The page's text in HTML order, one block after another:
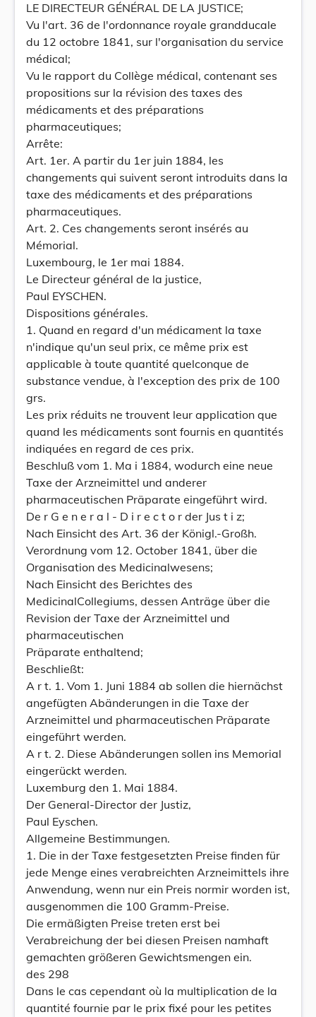
LE DIRECTEUR GÉNÉRAL DE LA JUSTICE;
Vu l'art. 36 de l'ordonnance royale grandducale
du 12 octobre 1841, sur l'organisation du service
médical;
Vu le rapport du Collège médical, contenant ses
propositions sur la révision des taxes des
médicaments et des préparations
pharmaceutiques;
Arrête:
Art. 1er. A partir du 1er juin 1884, les
changements qui suivent seront introduits dans la
taxe des médicaments et des préparations
pharmaceutiques.
Art. 2. Ces changements seront insérés au
Mémorial.
Luxembourg, le 1er mai 1884.
Le Directeur général de la justice,
Paul EYSCHEN.
Dispositions générales.
1. Quand en regard d'un médicament la taxe
n'indique qu'un seul prix, ce même prix est
applicable à toute quantité quelconque de
substance vendue, à l'exception des prix de 100
grs.
Les prix réduits ne trouvent leur application que
quand les médicaments sont fournis en quantités
indiquées en regard de ces prix.
Beschluß vom 1. Ma i 1884, wodurch eine neue
Taxe der Arzneimittel und anderer
pharmaceutischen Präparate eingeführt wird.
De r G e n e r a l - D i r e c t o r der Jus t i z;
Nach Einsicht des Art. 36 der Königl.-Großh.
Verordnung vom 12. October 1841, über die
Organisation des Medicinalwesens;
Nach Einsicht des Berichtes des
MedicinalCollegiums, dessen Anträge über die
Revision der Taxe der Arzneimittel und
pharmaceutischen
Präparate enthaltend;
Beschließt:
A r t. 1. Vom 1. Juni 1884 ab sollen die hiernächst
angefügten Abänderungen in die Taxe der
Arzneimittel und pharmaceutischen Präparate
eingeführt werden.
A r t. 2. Diese Abänderungen sollen ins Memorial
eingerückt werden.
Luxemburg den 1. Mai 1884.
Der General-Director der Justiz,
Paul Eyschen.
Allgemeine Bestimmungen.
1. Die in der Taxe festgesetzten Preise finden für
jede Menge eines verabreichten Arzneimittels ihre
Anwendung, wenn nur ein Preis normir worden ist,
ausgenommen die 100 Gramm-Preise.
Die ermäßigten Preise treten erst bei
Verabreichung der bei diesen Preisen namhaft
gemachten größeren Gewichtsmengen ein.
des 298
Dans le cas cependant où la multiplication de la
quantité fournie par le prix fixé pour les petites